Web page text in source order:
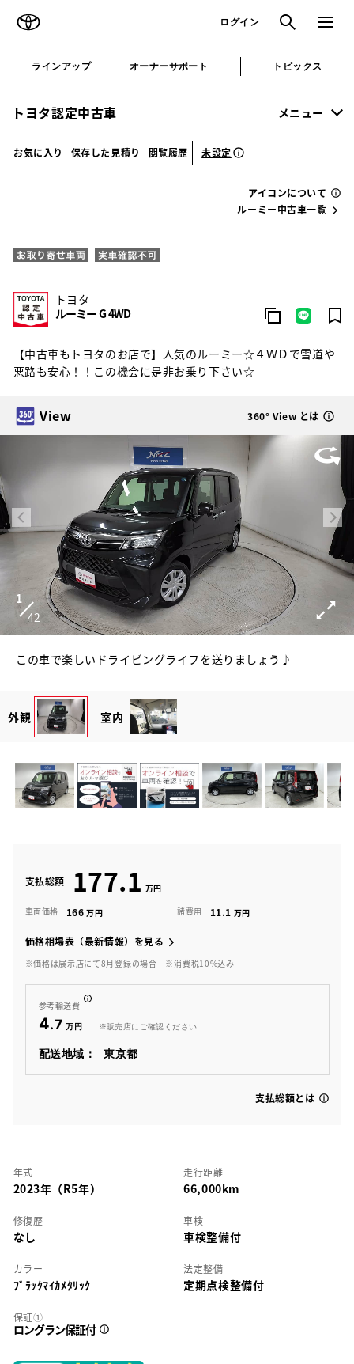
ログイン 検索 メニュ
ラインアップ オーナーサポート トピックス
トヨタ認定中古車 メニュー
お気に入り 保存した見積り 閲覧履歴 未設定
アイコンについて
ルーミー中古車一覧
トヨタ
ルーミー G 4WD
【中古車もトヨタのお店で】人気のルーミー☆４ＷＤで雪道や
悪路も安心！！この機会に是非お乗り下さい☆
View 360° View とは
1
42
この車で楽しいドライビングライフを送りましょう♪
外観 室内
支払総額 177.1
車両価格 166 諸費用 11.1
価格相場表（最新情報）を見る
※価格は展示店にて8月登録の場合 ※消費税10%込み
参考輸送費
4.7 ※販売店にご確認ください
配送地域： 東京都
支払総額とは
年式
2023年（R5年）
走行距離
66,000km
修復歴
なし
車検
車検整備付
カラー
ﾌﾞﾗｯｸﾏｲｶﾒﾀﾘｯｸ
法定整備
定期点検整備付
保証①
ロングラン保証付